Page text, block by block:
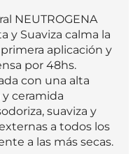
NEUTROGENA
y Suaviza calma la
aplicación y
por 48hs.
con una alta
ceramida
suaviza y
a todos los
a las más secas.